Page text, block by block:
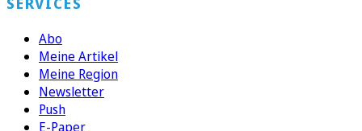
Abo
Meine Artikel
Meine Region
Newsletter
Push
E-Paper